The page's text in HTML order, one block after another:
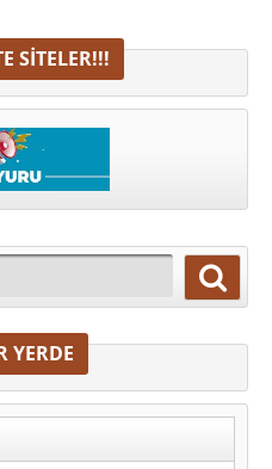
SITELER!!!
YERDE